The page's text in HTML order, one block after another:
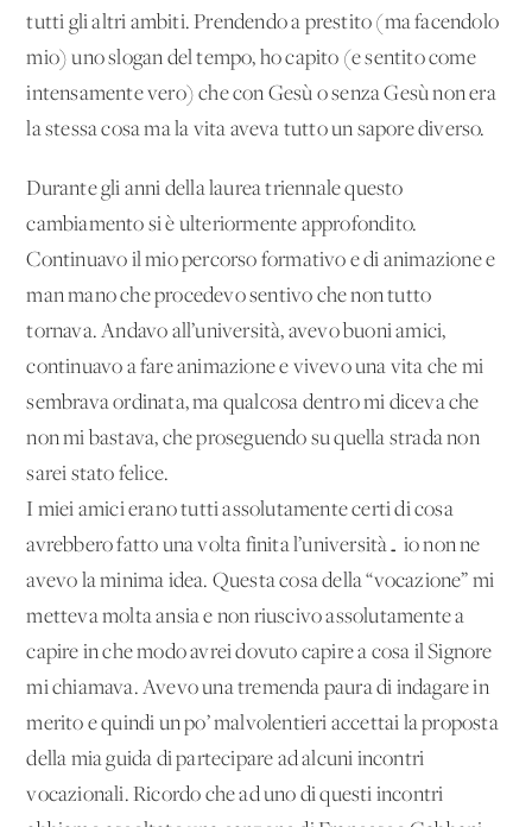
tutti gli altri ambiti. Prendendo a prestito (ma facendolo
mio) uno slogan del tempo, ho capito (e sentito come
intensamente vero) che con Gesù o senza Gesù non era
la stessa cosa ma la vita aveva tutto un sapore diverso.
Durante gli anni della laurea triennale questo
cambiamento si è ulteriormente approfondito.
Continuavo il mio percorso formativo e di animazione e
man mano che procedevo sentivo che non tutto
tornava. Andavo all’università, avevo buoni amici,
continuavo a fare animazione e vivevo una vita che mi
sembrava ordinata, ma qualcosa dentro mi diceva che
non mi bastava, che proseguendo su quella strada non
sarei stato felice.
I miei amici erano tutti assolutamente certi di cosa
avrebbero fatto una volta finita l’università… io non ne
avevo la minima idea. Questa cosa della “vocazione” mi
metteva molta ansia e non riuscivo assolutamente a
capire in che modo avrei dovuto capire a cosa il Signore
mi chiamava. Avevo una tremenda paura di indagare in
merito e quindi un po’ malvolentieri accettai la proposta
della mia guida di partecipare ad alcuni incontri
vocazionali. Ricordo che ad uno di questi incontri